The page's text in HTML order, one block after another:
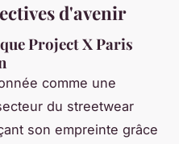
d'avenir
Project X Paris
comme une
du streetwear
son empreinte grâce